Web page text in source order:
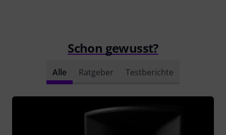
Schon gewusst?
Alle Ratgeber Testberichte